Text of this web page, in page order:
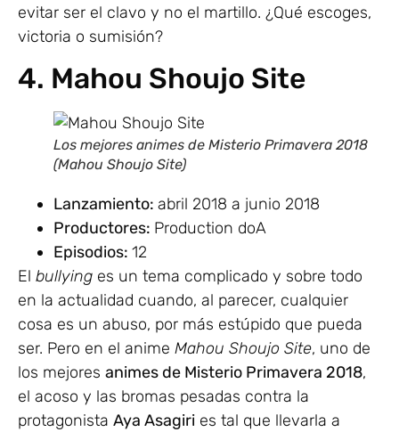
evitar ser el clavo y no el martillo. ¿Qué escoges,
victoria o sumisión?
4. Mahou Shoujo Site
Los mejores animes de Misterio Primavera 2018
(Mahou Shoujo Site)
Lanzamiento: abril 2018 a junio 2018
Productores: Production doA
Episodios: 12
El bullying es un tema complicado y sobre todo
en la actualidad cuando, al parecer, cualquier
cosa es un abuso, por más estúpido que pueda
ser. Pero en el anime Mahou Shoujo Site, uno de
los mejores animes de Misterio Primavera 2018,
el acoso y las bromas pesadas contra la
protagonista Aya Asagiri es tal que llevarla a